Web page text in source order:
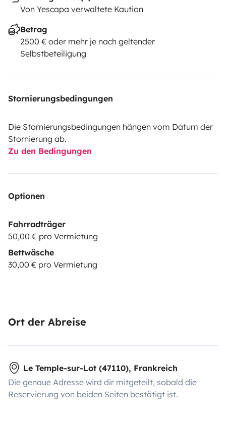
Von Yescapa verwaltete Kaution
Betrag
2500 € oder mehr je nach geltender
Selbstbeteiligung
Stornierungsbedingungen
Die Stornierungsbedingungen hängen vom Datum der
Stornierung ab.
Zu den Bedingungen
Optionen
Fahrradträger
50,00 € pro Vermietung
Bettwäsche
30,00 € pro Vermietung
Ort der Abreise
Le Temple-sur-Lot (47110), Frankreich
Die genaue Adresse wird dir mitgeteilt, sobald die
Reservierung von beiden Seiten bestätigt ist.